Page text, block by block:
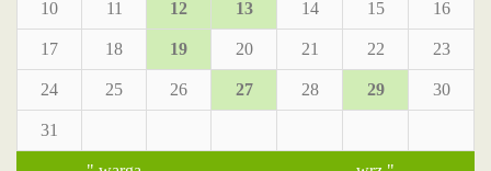
10 11 12 13 14 15 16
17 18 19 20 21 22 23
24 25 26 27 28 29 30
31